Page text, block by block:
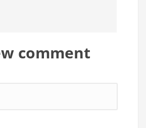
comment